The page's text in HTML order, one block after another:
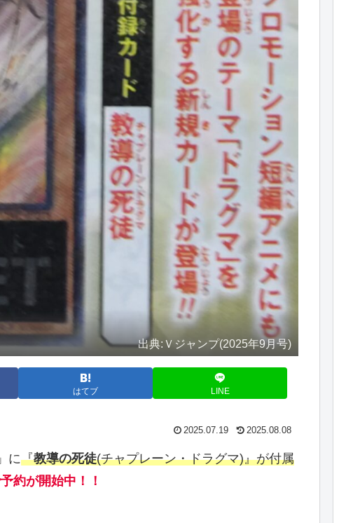
出典:Ｖジャンプ(2025年9月号)
はてブ LINE
2025.07.19 2025.08.08
に『教導の死徒(チャプレーン・ドラグマ)』が付属
約が開始中！！